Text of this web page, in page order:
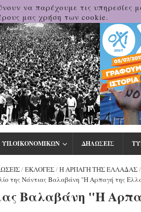
ΥΠ.ΟΙΚΟΝΟΜΙΚΩΝ ΔΗΛΩΣΕΙΣ
/ΕΚΛΟΓΕΣ/Η ΑΡΠΑΓΗ ΤΗΣ ΕΛΛΑΔΑΣ/
της Νάντιας Βαλαβάνη "Η Αρπαγή της
Βαλαβάνη "Η
να παρέχουμε τις υπηρεσίες
μας χρήση των cookie.